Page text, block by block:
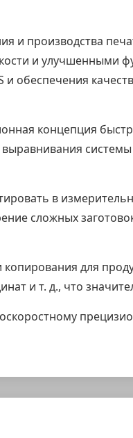
и производства
и улучшенными
обеспечения
концепция
в
сложных
для
и т. д., что